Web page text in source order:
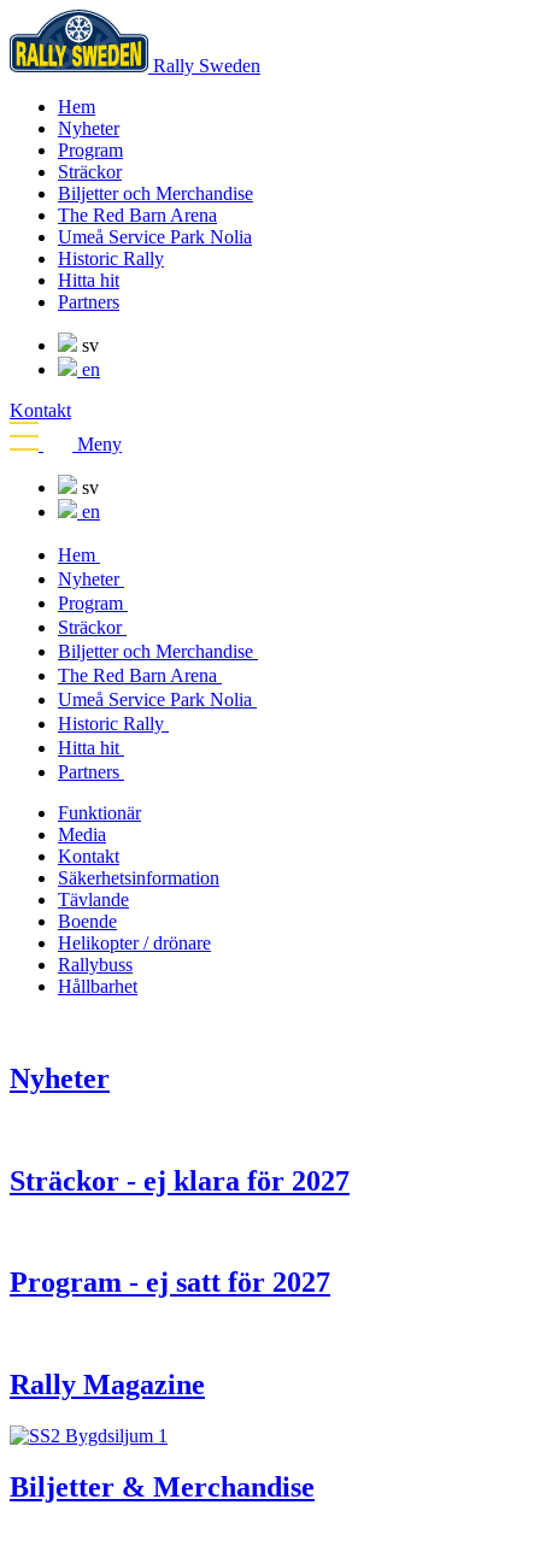
Rally Sweden
Hem
Nyheter
Program
Sträckor
Biljetter och Merchandise
The Red Barn Arena
Umeå Service Park Nolia
Historic Rally
Hitta hit
Partners
sv
en
Kontakt
Meny
sv
en
Hem
Nyheter
Program
Sträckor
Biljetter och Merchandise
The Red Barn Arena
Umeå Service Park Nolia
Historic Rally
Hitta hit
Partners
Funktionär
Media
Kontakt
Säkerhetsinformation
Tävlande
Boende
Helikopter / drönare
Rallybuss
Hållbarhet
Nyheter
Sträckor - ej klara för 2027
Program - ej satt för 2027
Rally Magazine
Biljetter & Merchandise